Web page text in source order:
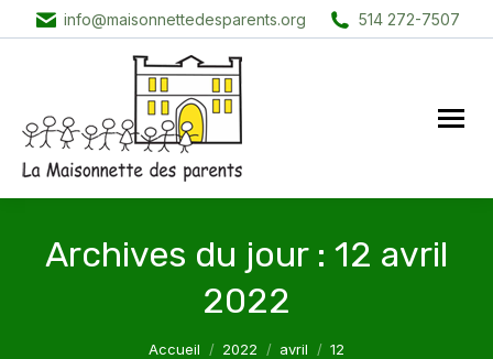
info@maisonnettedesparents.org 514 272-7507
Archives du jour : 12 avril
2022
Vous êtes ici :
Accueil 2022 avril 12